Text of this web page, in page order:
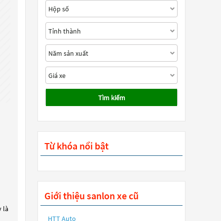
là
Tìm kiếm
Từ khóa nổi bật
Giới thiệu sanlon xe cũ
HTT Auto